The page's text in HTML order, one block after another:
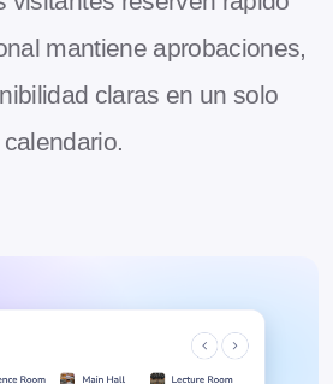
mantiene aprobaciones,
claras en un solo
calendario.